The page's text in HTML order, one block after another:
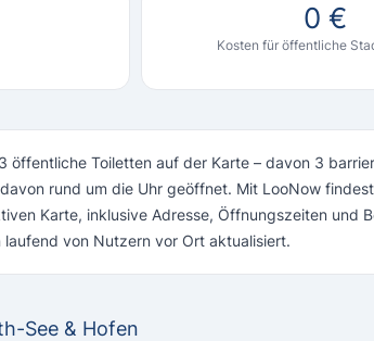
0 €
Kosten für öffentliche
öffentliche Toiletten auf der Karte – davon 3
rund um die Uhr geöffnet. Mit LooNow
Karte, inklusive Adresse, Öffnungszeiten und
von Nutzern vor Ort aktualisiert.
See & Hofen